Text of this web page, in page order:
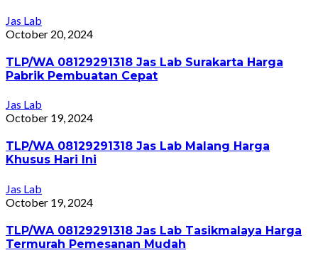
Jas Lab
October 20, 2024
TLP/WA 08129291318 Jas Lab Surakarta Harga
Pabrik Pembuatan Cepat
Jas Lab
October 19, 2024
TLP/WA 08129291318 Jas Lab Malang Harga
Khusus Hari Ini
Jas Lab
October 19, 2024
TLP/WA 08129291318 Jas Lab Tasikmalaya Harga
Termurah Pemesanan Mudah